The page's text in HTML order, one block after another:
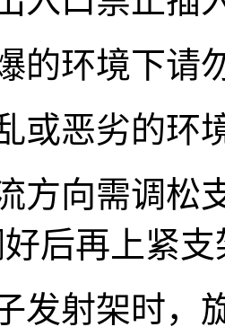
的环境下请
或恶劣的环
方向需调松
后再上紧支
发射架时，